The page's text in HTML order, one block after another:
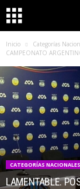
Inicio Categorías
CAMPEONATO
CATEGORÍAS NACIONALES
LAMENTABLE.